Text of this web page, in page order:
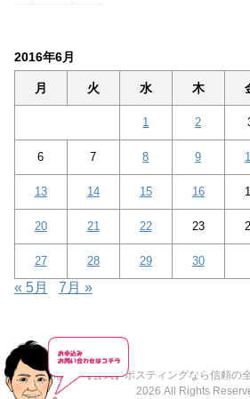
2016年6月
月 火 水 木
1 2
6 7 8 9
13 14 15 16
20 21 22 23
27 28 29 30
« 5月 7月 »
Copyright© 【公式】ポスティングなら信頼の
2026 All Rights